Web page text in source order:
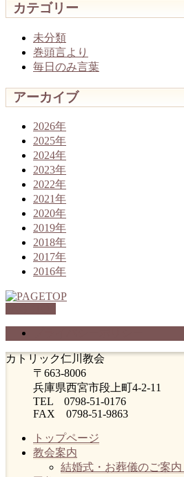
カテゴリー
未分類
巻頭言より
毎日のみ言葉
アーカイブ
2026年
2025年
2024年
2023年
2022年
2021年
2020年
2019年
2018年
2017年
2016年
カトリック仁川教会
〒663-8006
兵庫県西宮市段上町4-2-11
TEL 0798-51-0176
FAX 0798-51-9863
トップページ
教会案内
結婚式・お葬儀のご案内